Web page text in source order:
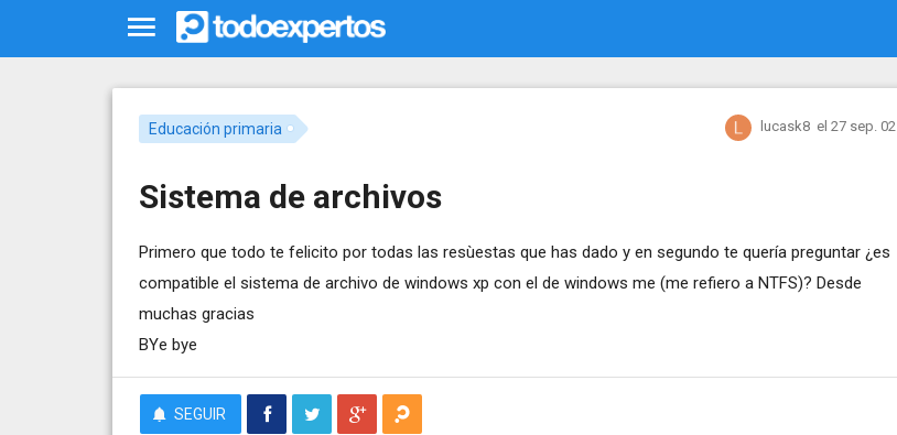
Educación primaria lucask8 el 27 sep. 02
Sistema de archivos
Primero que todo te felicito por todas las resùestas que has dado y en segundo te quería preguntar ¿es
compatible el sistema de archivo de windows xp con el de windows me (me refiero a NTFS)? Desde
muchas gracias
BYe bye
SEGUIR